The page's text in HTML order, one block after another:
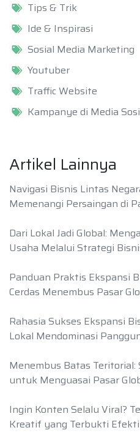
Tips & Trik
Ide & Inspirasi
Sosial Media Marketing
Youtuber
Traffic Website
Kampanye di Media
Artikel Lainnya
Navigasi Bisnis Lintas
Memenangi Persaingan di
Dari Lokal Jadi Global:
Usaha Melalui Strategi
Panduan Praktis Ekspansi
Cerdas Menembus Pasar
Rahasia Sukses Ekspansi
Lokal Mendominasi
Menembus Batas
untuk Menguasai Pasar
Ingin Konten Selalu Viral?
Kreatif yang Terbukti